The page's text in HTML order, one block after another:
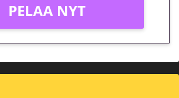
PELAA NYT